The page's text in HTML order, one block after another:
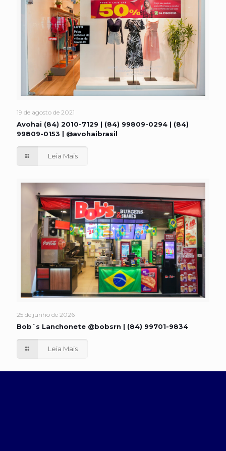
19 de agosto de 2021
Avohai (84) 2010-7129 | (84) 99809-0294 | (84)
99809-0153 | @avohaibrasil
Leia Mais
25 de junho de 2026
Bob´s Lanchonete @bobsrn | (84) 99701-9834
Leia Mais